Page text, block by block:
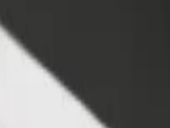
kohteeseen Jeanne d'Arc
kohteeseen Jeanne d'Arc?